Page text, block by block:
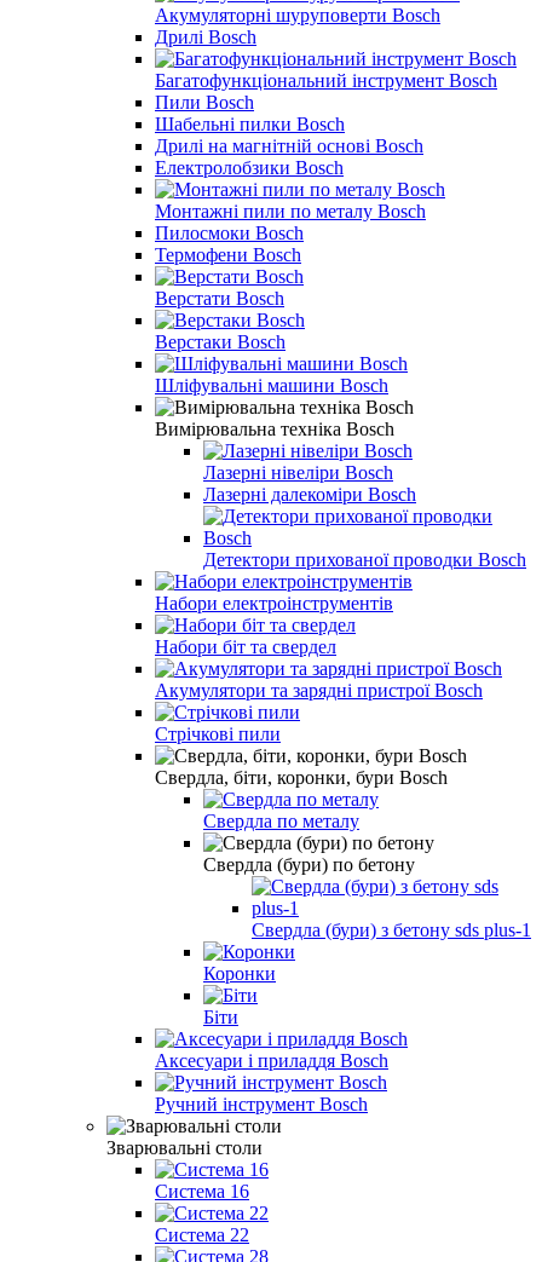
Акумуляторні шуруповерти Bosch
Дрилі Bosch
Багатофункціональний інструмент Bosch
Пили Bosch
Шабельні пилки Bosch
Дрилі на магнітній основі Bosch
Електролобзики Bosch
Монтажні пили по металу Bosch
Пилосмоки Bosch
Термофени Bosch
Верстати Bosch
Верстаки Bosch
Шліфувальні машини Bosch
Вимірювальна техніка Bosch
Лазерні нівеліри Bosch
Лазерні далекоміри Bosch
Детектори прихованої проводки Bosch
Набори електроінструментів
Набори біт та свердел
Акумулятори та зарядні пристрої Bosch
Стрічкові пили
Свердла, біти, коронки, бури Bosch
Свердла по металу
Свердла (бури) по бетону
Свердла (бури) з бетону sds plus-1
Коронки
Біти
Аксесуари і приладдя Bosch
Ручний інструмент Bosch
Зварювальні столи
Система 16
Система 22